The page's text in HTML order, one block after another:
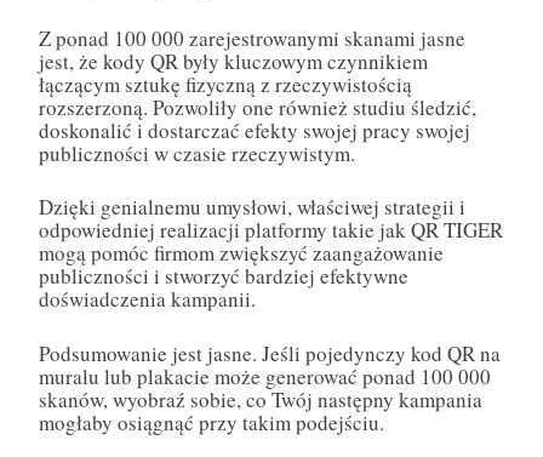
Z ponad 100 000 zarejestrowanymi skanami jasne
jest, że kody QR były kluczowym czynnikiem
łączącym sztukę fizyczną z rzeczywistością
rozszerzoną. Pozwoliły one również studiu śledzić,
doskonalić i dostarczać efekty swojej pracy swojej
publiczności w czasie rzeczywistym.
Dzięki genialnemu umysłowi, właściwej strategii i
odpowiedniej realizacji platformy takie jak QR TIGER
mogą pomóc firmom zwiększyć zaangażowanie
publiczności i stworzyć bardziej efektywne
doświadczenia kampanii.
Podsumowanie jest jasne. Jeśli pojedynczy kod QR na
muralu lub plakacie może generować ponad 100 000
skanów, wyobraź sobie, co Twój następny kampania
mogłaby osiągnąć przy takim podejściu.